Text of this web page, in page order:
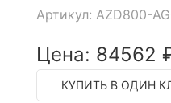
Артикул: AZD800-
Цена: 84562
КУПИТЬ В ОДИН